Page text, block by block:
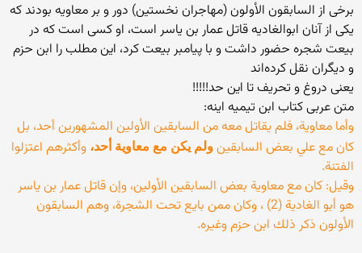
برخى از السابقون الأولون (مهاجران نخستين) دور و بر معاويه بودند كه
يكى از آنان ابوالغاديه قاتل عمار بن ياسر است، او كسى است كه در
بيعت شجره حضور داشت و با پيامبر بيعت كرد، اين مطلب را ابن حزم
و ديگران نقل كرده‌اند
یعنی دروغ و تحریف تا این حد!!!!!
متن عربی کتاب ابن تیمیه اینه:
وأما معاوية، فلم يقاتل معه من السابقين الأولين المشهورين أحد، بل
كان مع علي بعض السابقين ولم يكن مع معاوية أحد، وأكثرهم اعتزلوا
الفتنة.
وقيل: كان مع معاوية بعض السابقين الأولين، وإن قاتل عمار بن ياسر
هو أبو الغادية (2) ، وكان ممن بايع تحت الشجرة، وهم السابقون
الأولون ذكر ذلك ابن حزم وغيره.